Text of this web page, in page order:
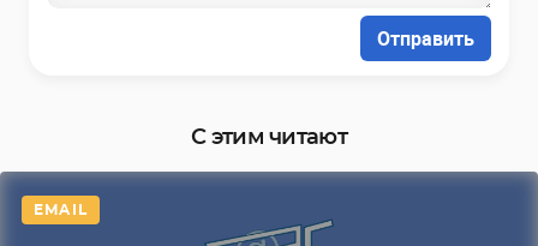
Отправить
С этим читают
EMAIL